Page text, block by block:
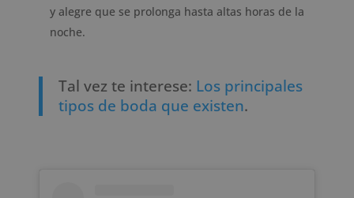
y alegre que se prolonga hasta altas horas de la
noche.
Tal vez te interese: Los principales
tipos de boda que existen.